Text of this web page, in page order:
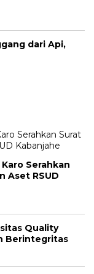
dari Api,
Serahkan
Aset RSUD
Quality
Berintegritas